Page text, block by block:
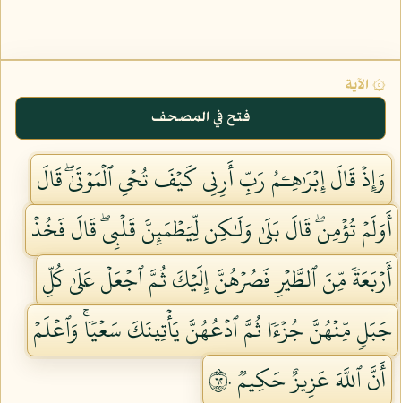
۞ الآية
فتح في المصحف
وَإِذۡ قَالَ إِبۡرَٰهِـۧمُ رَبِّ أَرِنِي كَيۡفَ تُحۡيِ ٱلۡمَوۡتَىٰۖ قَالَ
أَوَلَمۡ تُؤۡمِنۖ قَالَ بَلَىٰ وَلَٰكِن لِّيَطۡمَئِنَّ قَلۡبِيۖ قَالَ فَخُذۡ
أَرۡبَعَةٗ مِّنَ ٱلطَّيۡرِ فَصُرۡهُنَّ إِلَيۡكَ ثُمَّ ٱجۡعَلۡ عَلَىٰ كُلِّ
جَبَلٖ مِّنۡهُنَّ جُزۡءٗا ثُمَّ ٱدۡعُهُنَّ يَأۡتِينَكَ سَعۡيٗاۚ وَٱعۡلَمۡ
أَنَّ ٱللَّهَ عَزِيزٌ حَكِيمٞ ٢٦٠